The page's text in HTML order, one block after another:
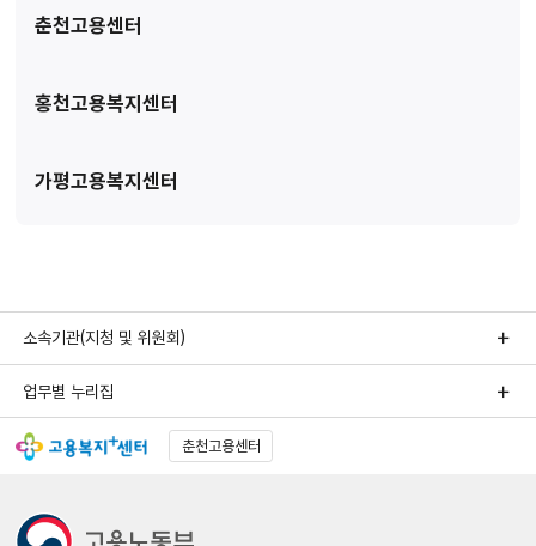
춘천고용센터
홍천고용복지센터
가평고용복지센터
소속기관(지청 및 위원회)
업무별 누리집
춘천고용센터